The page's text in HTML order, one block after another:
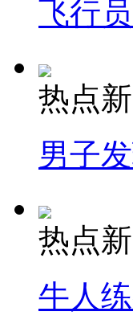
飞行
热点
男子
热点
牛人